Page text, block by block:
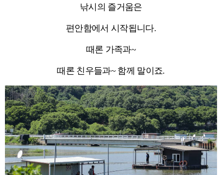
낚시의 즐거움은
편안함에서 시작됩니다.
때론 가족과~
때론 친우들과~ 함께 말이죠.